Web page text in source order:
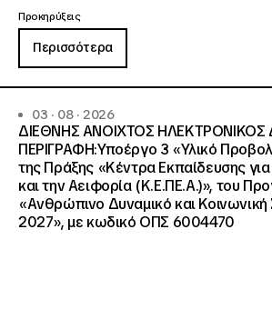
Προκηρύξεις
Περισσότερα
03 · 08 · 2026
ΔΙΕΘΝΗΣ ΑΝΟΙΧΤΟΣ ΗΛΕΚΤΡΟΝΙΚΟΣ
ΠΕΡΙΓΡΑΦΗ:Υποέργο 3 «Υλικό
της Πράξης «Κέντρα Εκπαίδευσης
και την Αειφορία (Κ.Ε.ΠΕ.Α.)», του
«Ανθρώπινο Δυναμικό και
2027», με κωδικό ΟΠΣ 6004470